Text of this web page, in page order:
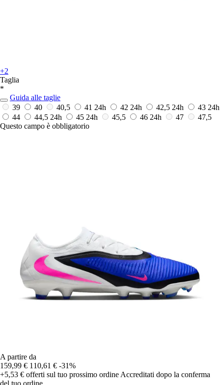
+2
Taglia
*
Guida alle taglie
39
40 40,5 41 24h 42 24h 42,5 24h 43 24h
44
44,5 24h 45 24h 45,5 46 24h 47
47,5
Questo campo è obbligatorio
A partire da
159,99 € 110,61 € -31%
+5,53 € offerti sul tuo prossimo ordine Accreditati dopo la conferma
del tuo ordine